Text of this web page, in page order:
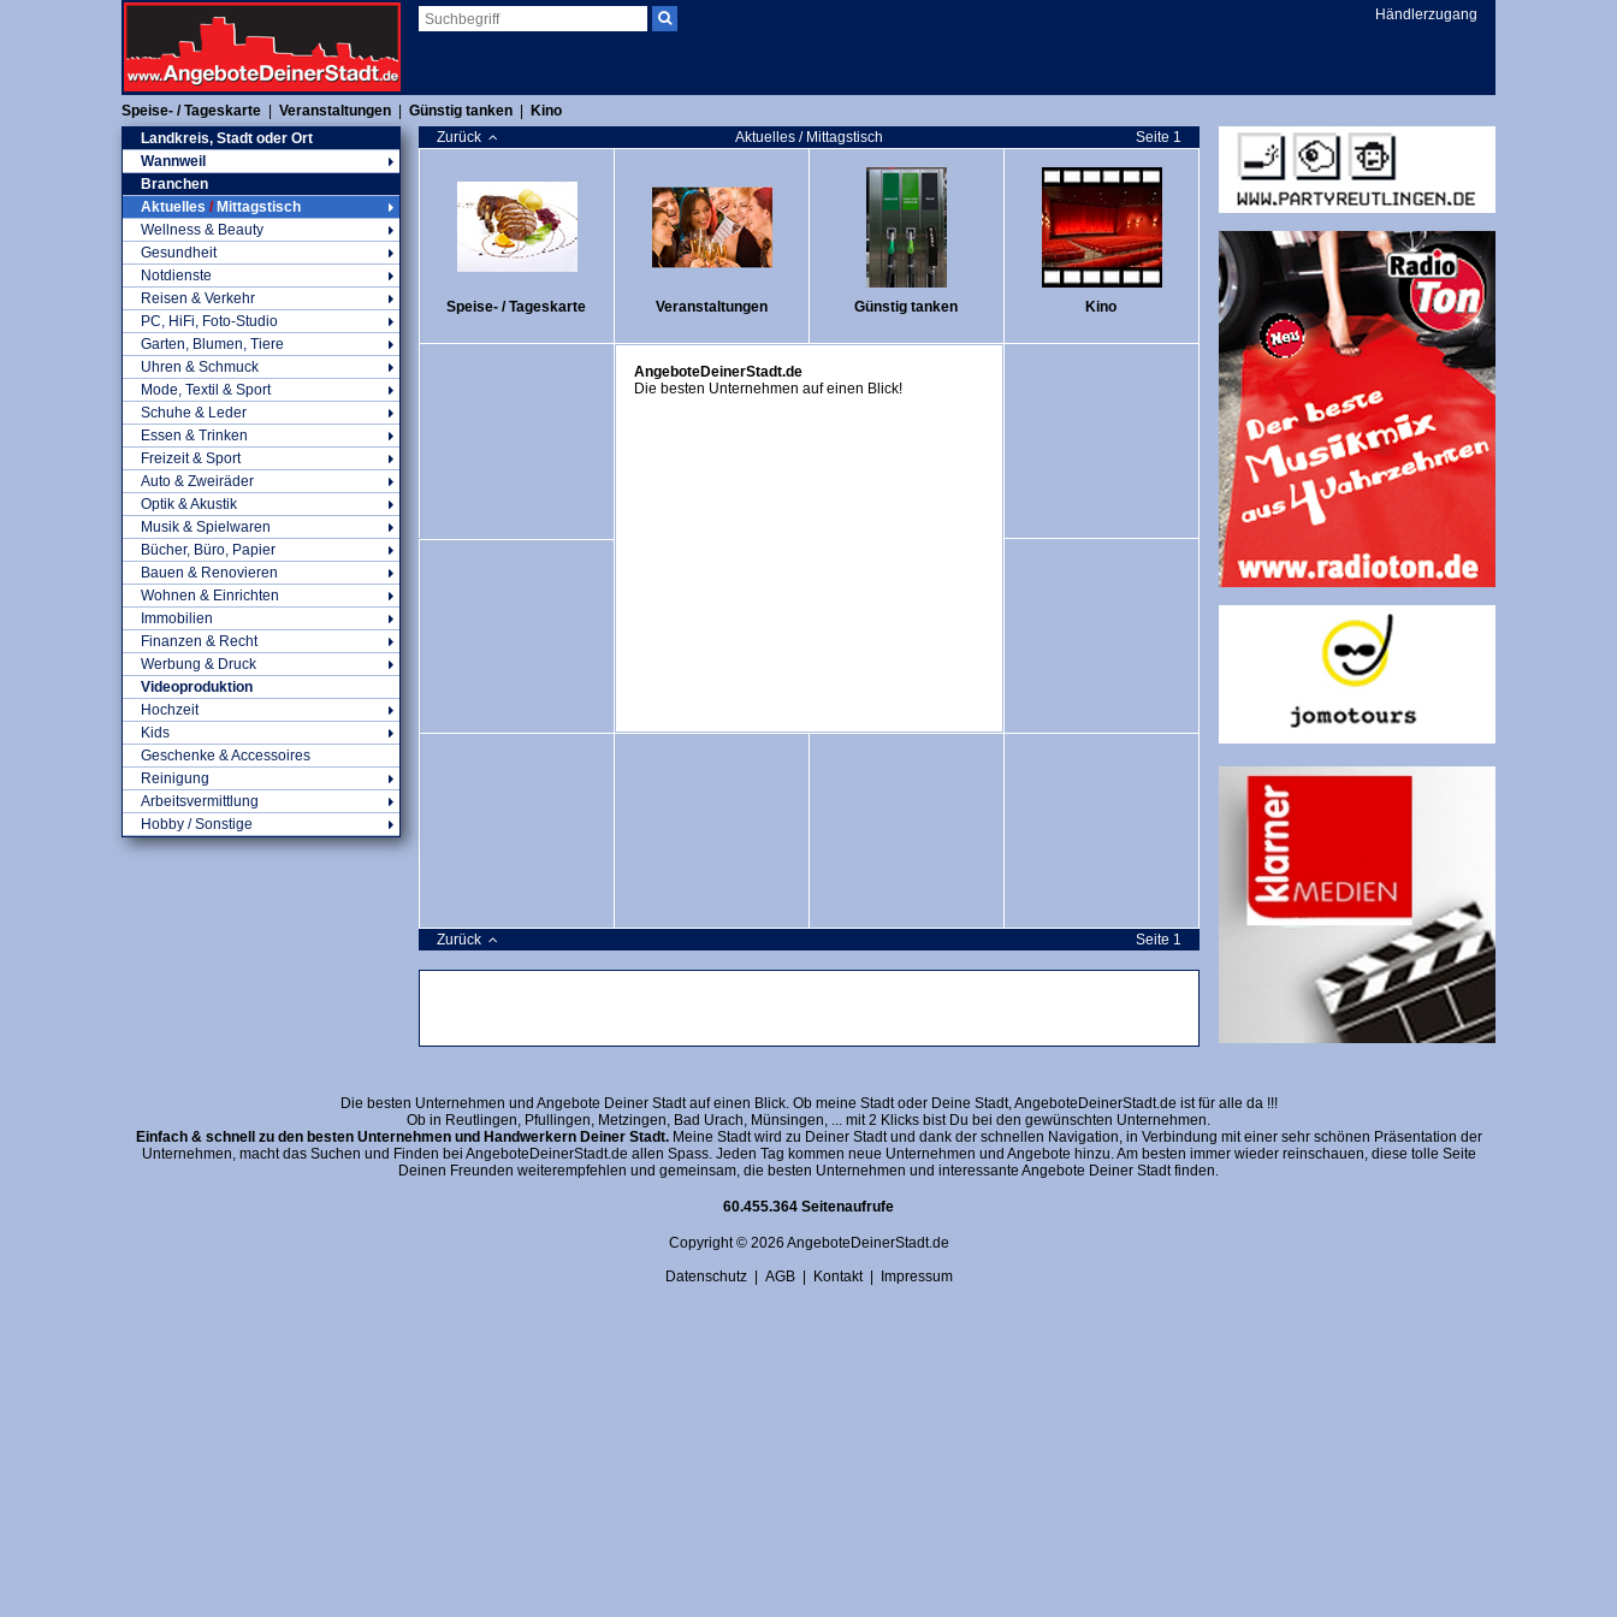
Händlerzugang
Speise- / Tageskarte Veranstaltungen Günstig tanken
Kino
Landkreis, Stadt oder Ort
Wannweil
Branchen
Aktuelles /Mittagstisch
Wellness & Beauty
Gesundheit
Notdienste
Reisen & Verkehr
PC, HiFi, Foto-Studio
Garten, Blumen, Tiere
Uhren & Schmuck
Mode, Textil & Sport
Schuhe & Leder
Essen & Trinken
Freizeit & Sport
Auto & Zweiräder
Optik & Akustik
Musik & Spielwaren
Bücher, Büro, Papier
Bauen & Renovieren
Wohnen & Einrichten
Immobilien
Finanzen & Recht
Werbung & Druck
Videoproduktion
Hochzeit
Kids
Geschenke & Accessoires
Reinigung
Arbeitsvermittlung
Hobby / Sonstige
Zurück Aktuelles / Mittagstisch Seite 1
Speise- / Tageskarte Veranstaltungen Günstig tanken Kino
AngeboteDeinerStadt.de
Die besten Unternehmen auf einen Blick!
Zurück Seite 1
Die besten Unternehmen und Angebote Deiner Stadt auf einen Blick. Ob meine Stadt oder Deine Stadt, AngeboteDeinerStadt.de ist für alle da !!!
Ob in Reutlingen, Pfullingen, Metzingen, Bad Urach, Münsingen, ... mit 2 Klicks bist Du bei den gewünschten Unternehmen.
Einfach & schnell zu den besten Unternehmen und Handwerkern Deiner Stadt.Meine Stadt wird zu Deiner Stadt und dank der schnellen Navigation, in Verbindung mit einer sehr schönen Präsentation der
Unternehmen, macht das Suchen und Finden bei AngeboteDeinerStadt.de allen Spass. Jeden Tag kommen neue Unternehmen und Angebote hinzu. Am besten immer wieder reinschauen, diese tolle Seite
Deinen Freunden weiterempfehlen und gemeinsam, die besten Unternehmen und interessante Angebote Deiner Stadt finden.
60.455.364 Seitenaufrufe
Copyright © 2026 AngeboteDeinerStadt.de
Datenschutz| AGB| Kontakt| Impressum